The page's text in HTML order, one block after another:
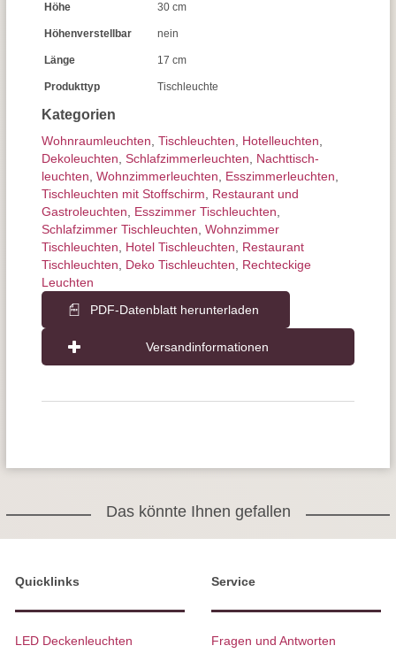
Kategorien
Wohnraum­leuchten Tisch­leuchten Hotelleuchten
Dekoleuchten Schlafzimmer­leuchten
Nachttisch­
leuchten Wohnzimmer­leuchten Esszimmer­­leuchten
Tischleuchten mit Stoffschirm
Restaurant und
Gastroleuchten
Esszimmer Tischleuchten
Schlafzimmer Tischleuchten Wohnzimmer
Tischleuchten
Hotel Tischleuchten
Restaurant
Tischleuchten
Deko Tischleuchten
Rechteckige
Leuchten
PDF-Datenblatt herunterladen
Versandinformationen
Höhe 30 cm
Höhenverstellbar nein
Länge 17 cm
Produkttyp Tischleuchte
Das könnte Ihnen gefallen
Quicklinks
LED Deckenleuchten
Service
Fragen und Antworten